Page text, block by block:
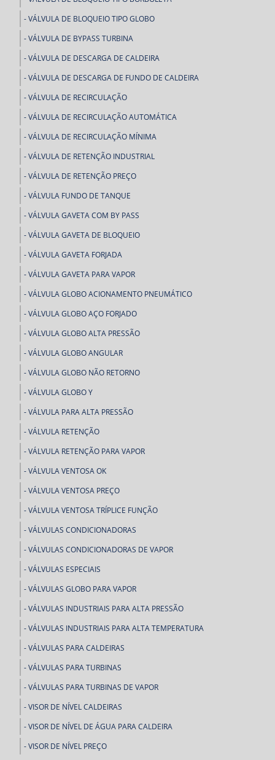
VÁLVULA DE BLOQUEIO TIPO GLOBO
VÁLVULA DE BYPASS TURBINA
VÁLVULA DE DESCARGA DE CALDEIRA
VÁLVULA DE DESCARGA DE FUNDO DE CALDEIRA
VÁLVULA DE RECIRCULAÇÃO
VÁLVULA DE RECIRCULAÇÃO AUTOMÁTICA
VÁLVULA DE RECIRCULAÇÃO MÍNIMA
VÁLVULA DE RETENÇÃO INDUSTRIAL
VÁLVULA DE RETENÇÃO PREÇO
VÁLVULA FUNDO DE TANQUE
VÁLVULA GAVETA COM BY PASS
VÁLVULA GAVETA DE BLOQUEIO
VÁLVULA GAVETA FORJADA
VÁLVULA GAVETA PARA VAPOR
VÁLVULA GLOBO ACIONAMENTO PNEUMÁTICO
VÁLVULA GLOBO AÇO FORJADO
VÁLVULA GLOBO ALTA PRESSÃO
VÁLVULA GLOBO ANGULAR
VÁLVULA GLOBO NÃO RETORNO
VÁLVULA GLOBO Y
VÁLVULA PARA ALTA PRESSÃO
VÁLVULA RETENÇÃO
VÁLVULA RETENÇÃO PARA VAPOR
VÁLVULA VENTOSA OK
VÁLVULA VENTOSA PREÇO
VÁLVULA VENTOSA TRÍPLICE FUNÇÃO
VÁLVULAS CONDICIONADORAS
VÁLVULAS CONDICIONADORAS DE VAPOR
VÁLVULAS ESPECIAIS
VÁLVULAS GLOBO PARA VAPOR
VÁLVULAS INDUSTRIAIS PARA ALTA PRESSÃO
VÁLVULAS INDUSTRIAIS PARA ALTA TEMPERATURA
VÁLVULAS PARA CALDEIRAS
VÁLVULAS PARA TURBINAS
VÁLVULAS PARA TURBINAS DE VAPOR
VISOR DE NÍVEL CALDEIRAS
VISOR DE NÍVEL DE ÁGUA PARA CALDEIRA
VISOR DE NÍVEL PREÇO